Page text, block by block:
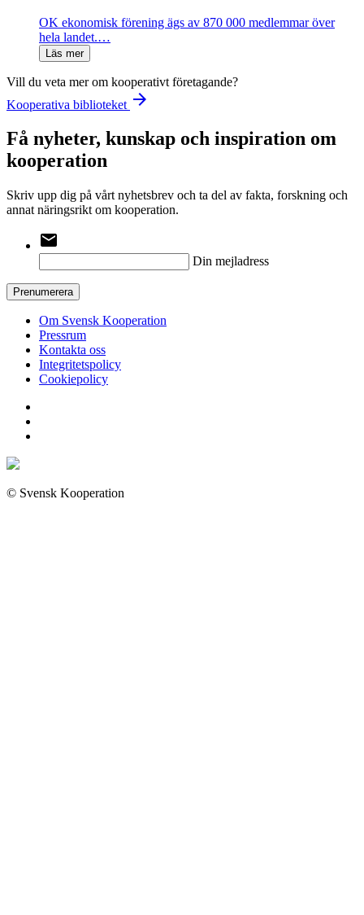
OK ekonomisk förening ägs av 870 000 medlemmar över
hela landet.…
Läs mer
Vill du veta mer om kooperativt företagande?
Kooperativa biblioteket arrow_forward
Få nyheter, kunskap och inspiration om
kooperation
Skriv upp dig på vårt nyhetsbrev och ta del av fakta, forskning och
annat näringsrikt om kooperation.
email
Din mejladress
Prenumerera
Om Svensk Kooperation
Pressrum
Kontakta oss
Integritetspolicy
Cookiepolicy
© Svensk Kooperation